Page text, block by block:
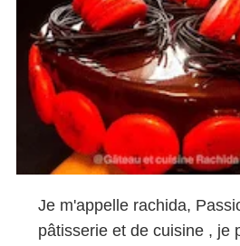
Je m'appelle rachida,
pâtisserie et de cuisine , je